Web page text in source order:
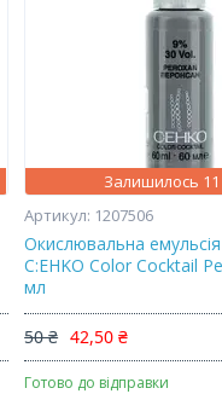
Залишилось 11
1207506
Окислювальна
C:EHKO Color Cocktail
мл
50 ₴ 42,50 ₴
Готово до відправки